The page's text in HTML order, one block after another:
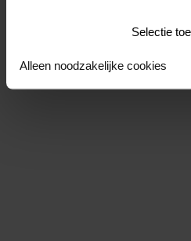
Selectie
Alleen noodzakelijke cookies